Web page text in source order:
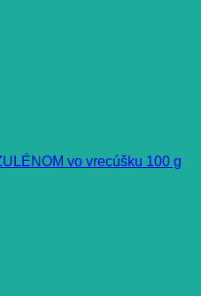
vo vrecúšku 100 g